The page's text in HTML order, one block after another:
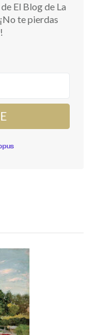
El Blog de La
te pierdas